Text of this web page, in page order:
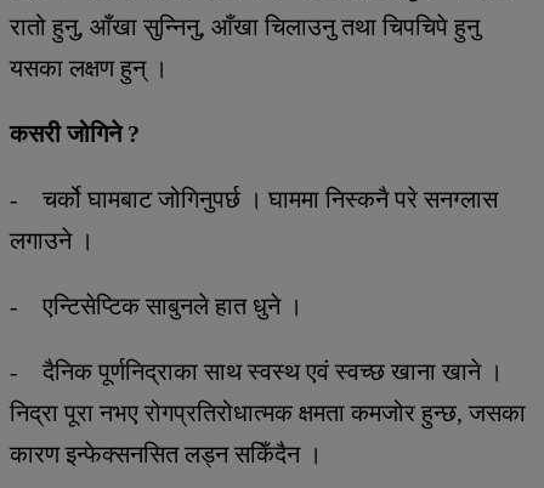
रातो हुनु, आँखा सुन्निनु, आँखा चिलाउनु तथा चिपचिपे हुनु
यसका लक्षण हुन् ।
कसरी जोगिने ?
- चर्को घामबाट जोगिनुपर्छ । घाममा निस्कनै परे सनग्लास
लगाउने ।
- एन्टिसेप्टिक साबुनले हात धुने ।
- दैनिक पूर्णनिद्राका साथ स्वस्थ एवं स्वच्छ खाना खाने ।
निद्रा पूरा नभए रोगप्रतिरोधात्मक क्षमता कमजोर हुन्छ, जसका
कारण इन्फेक्सनसित लड्न सकिँदैन ।